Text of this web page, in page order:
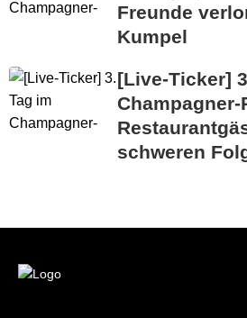
Freunde
Kumpel
[Live-Ticker]
Champagner-
schweren